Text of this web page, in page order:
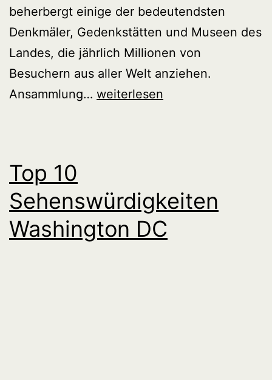
beherbergt einige der bedeutendsten
Denkmäler, Gedenkstätten und Museen des
Landes, die jährlich Millionen von
Besuchern aus aller Welt anziehen.
Ansammlung… National
weiterlesen
Top 10
Sehenswürdigkeiten
Washington DC